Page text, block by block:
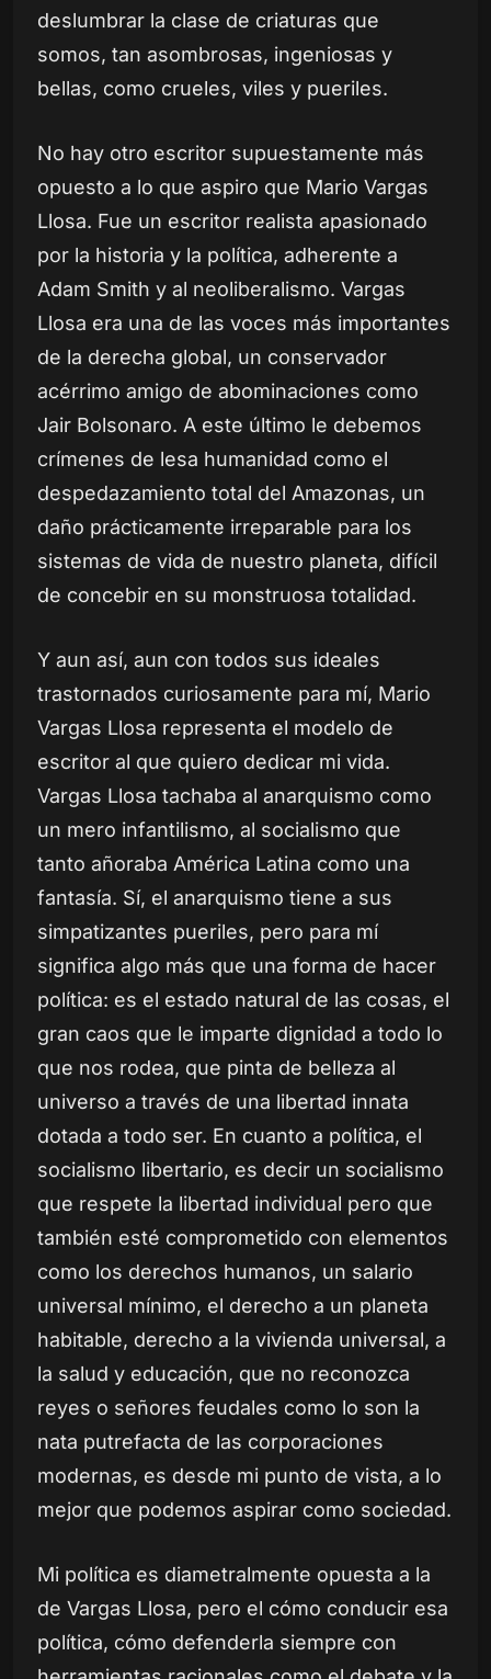
deslumbrar la clase de criaturas que
somos, tan asombrosas, ingeniosas y
bellas, como crueles, viles y pueriles.
No hay otro escritor supuestamente más
opuesto a lo que aspiro que Mario Vargas
Llosa. Fue un escritor realista apasionado
por la historia y la política, adherente a
Adam Smith y al neoliberalismo. Vargas
Llosa era una de las voces más importantes
de la derecha global, un conservador
acérrimo amigo de abominaciones como
Jair Bolsonaro. A este último le debemos
crímenes de lesa humanidad como el
despedazamiento total del Amazonas, un
daño prácticamente irreparable para los
sistemas de vida de nuestro planeta, difícil
de concebir en su monstruosa totalidad.
Y aun así, aun con todos sus ideales
trastornados curiosamente para mí, Mario
Vargas Llosa representa el modelo de
escritor al que quiero dedicar mi vida.
Vargas Llosa tachaba al anarquismo como
un mero infantilismo, al socialismo que
tanto añoraba América Latina como una
fantasía. Sí, el anarquismo tiene a sus
simpatizantes pueriles, pero para mí
significa algo más que una forma de hacer
política: es el estado natural de las cosas, el
gran caos que le imparte dignidad a todo lo
que nos rodea, que pinta de belleza al
universo a través de una libertad innata
dotada a todo ser. En cuanto a política, el
socialismo libertario, es decir un socialismo
que respete la libertad individual pero que
también esté comprometido con elementos
como los derechos humanos, un salario
universal mínimo, el derecho a un planeta
habitable, derecho a la vivienda universal, a
la salud y educación, que no reconozca
reyes o señores feudales como lo son la
nata putrefacta de las corporaciones
modernas, es desde mi punto de vista, a lo
mejor que podemos aspirar como sociedad.
Mi política es diametralmente opuesta a la
de Vargas Llosa, pero el cómo conducir esa
política, cómo defenderla siempre con